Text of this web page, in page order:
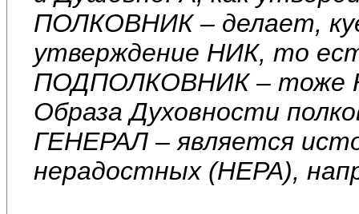
ПОЛКОВНИК – делает,
утверждение НИК, то
ПОДПОЛКОВНИК – тоже
Образа Духовности
ГЕНЕРАЛ – является
нерадостных (НЕРА),